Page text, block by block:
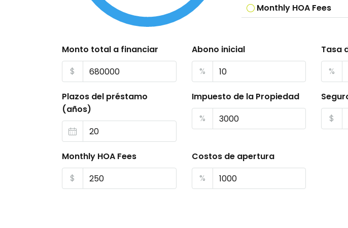
Monthly HOA Fees
Monto total a financiar
$
Abono inicial
%
Tasa
%
Plazos del préstamo
(años)
Impuesto de la Propiedad
%
$
Monthly HOA Fees
$
Costos de apertura
%